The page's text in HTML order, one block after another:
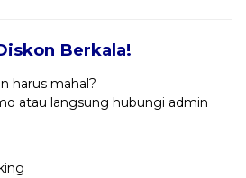
Berkala!
harus mahal?
atau langsung hubungi admin